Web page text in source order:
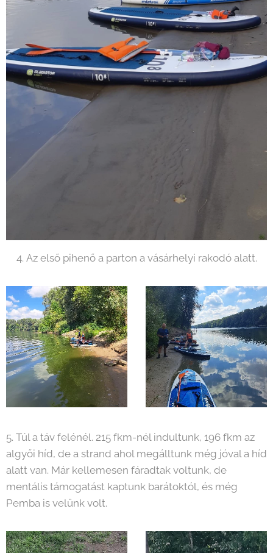
4. Az első pihenő a parton a vásárhelyi rakodó alatt.
5. Túl a táv felénél. 215 fkm-nél indultunk, 196 fkm az
algyői híd, de a strand ahol megálltunk még jóval a híd
alatt van. Már kellemesen fáradtak voltunk, de
mentális támogatást kaptunk barátoktól, és még
Pemba is velünk volt.